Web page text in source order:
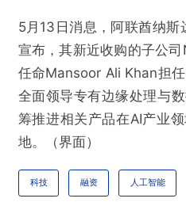
不实信息 违法
提
5月13日消息，阿联酋纳
宣布，其新近收购的子公
任命Mansoor Ali Khan担
全面领导专有边缘处理与
筹推进相关产品在AI产业
地。（界面）
科技 融资 人工智能